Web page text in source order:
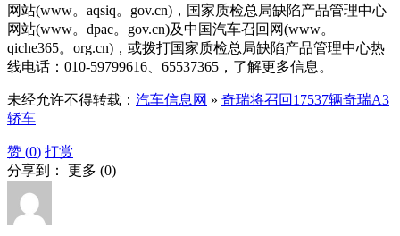
网站(www。aqsiq。gov.cn)，国家质检总局缺陷产品管理中心
网站(www。dpac。gov.cn)及中国汽车召回网(www。
qiche365。org.cn)，或拨打国家质检总局缺陷产品管理中心热
线电话：010-59799616、65537365，了解更多信息。
未经允许不得转载： 汽车信息网 » 奇瑞将召回17537辆奇瑞A3
轿车
赞 (0) 打赏
分享到： 更多 (0)